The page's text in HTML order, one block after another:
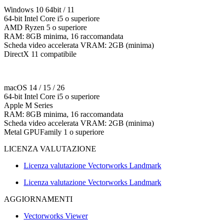
Windows 10 64bit / 11
64-bit Intel Core i5 o superiore
AMD Ryzen 5 o superiore
RAM: 8GB minima, 16 raccomandata
Scheda video accelerata VRAM: 2GB (minima)
DirectX 11 compatibile
macOS 14 / 15 / 26
64-bit Intel Core i5 o superiore
Apple M Series
RAM: 8GB minima, 16 raccomandata
Scheda video accelerata VRAM: 2GB (minima)
Metal GPUFamily 1 o superiore
LICENZA VALUTAZIONE
Licenza valutazione Vectorworks Landmark
Licenza valutazione Vectorworks Landmark
AGGIORNAMENTI
Vectorworks Viewer